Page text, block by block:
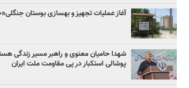
آغاز عملیات تجهیز و بهسازی بوستان
شهدا حامیان معنوی و راهبر مسیر زندگی
پوشالی استکبار در پی مقاومت ملت ایران